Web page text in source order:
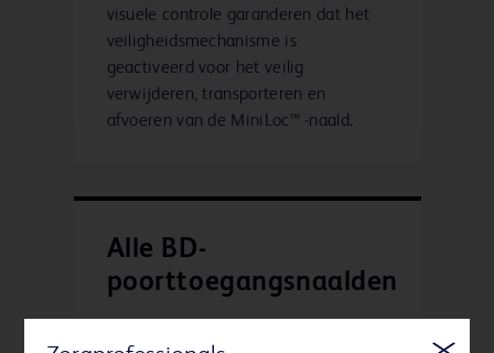
visuele controle garanderen dat het
veiligheidsmechanisme is
geactiveerd voor het veilig
verwijderen, transporteren en
afvoeren van de MiniLoc™ -naald.
Alle BD-
poorttoegangsnaalden